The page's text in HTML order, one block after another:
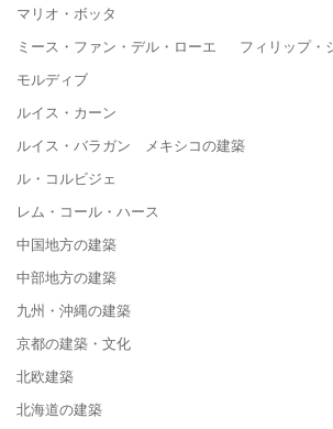
マリオ・ボッタ
ミース・ファン・デル・ローエ フィリップ・
モルディブ
ルイス・カーン
ルイス・バラガン メキシコの建築
ル・コルビジェ
レム・コール・ハース
中国地方の建築
中部地方の建築
九州・沖縄の建築
京都の建築・文化
北欧建築
北海道の建築